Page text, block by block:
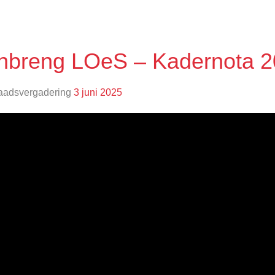
LOeS – Kadernota
3 juni 2025